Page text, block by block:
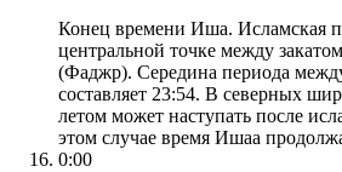
Конец времени Иша. Исламская
центральной точке между
(Фаджр). Середина периода
составляет 23:54. В северных
летом может наступать после
этом случае время Ишаа
0:00